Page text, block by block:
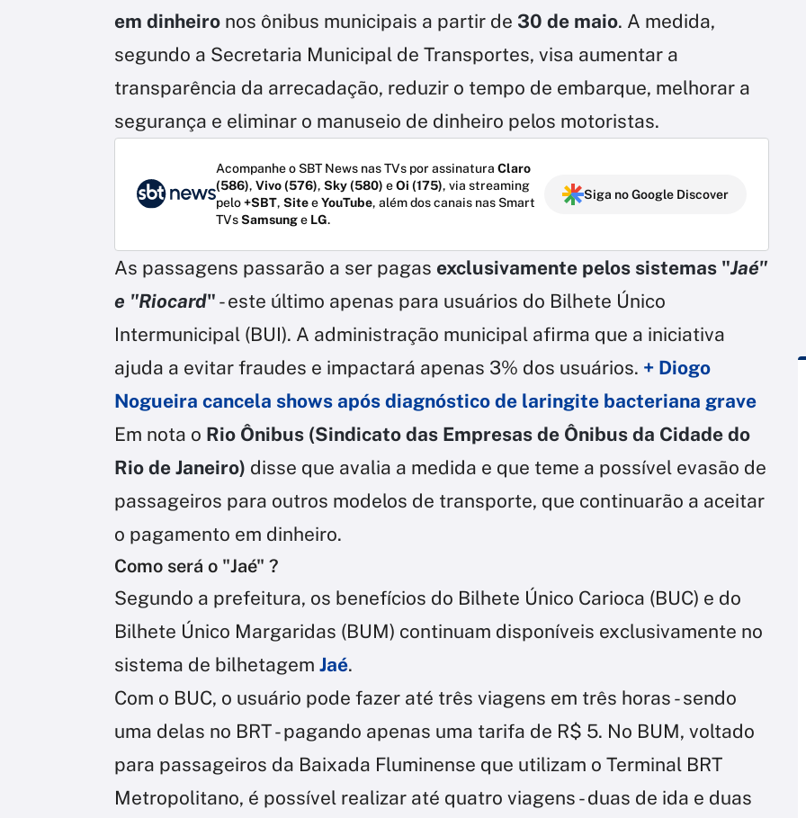
em dinheiro nos ônibus municipais a partir de 30 de maio. A medida,
segundo a Secretaria Municipal de Transportes, visa aumentar a
transparência da arrecadação, reduzir o tempo de embarque, melhorar a
segurança e eliminar o manuseio de dinheiro pelos motoristas.
Acompanhe o SBT News nas TVs por assinatura Claro
(586), Vivo (576), Sky (580) eOi (175), via streaming
pelo+SBT, SiteeYouTube, além dos canais nas Smart
TVsSamsunge LG.
Siga no Google Discover
As passagens passarão a ser pagas exclusivamente pelos sistemas "Jaé"
e "Riocard" - este último apenas para usuários do Bilhete Único
Intermunicipal (BUI). A administração municipal afirma que a iniciativa
ajuda a evitar fraudes e impactará apenas 3% dos usuários. + Diogo
Nogueira cancela shows após diagnóstico de laringite bacteriana grave
Em nota o Rio Ônibus (Sindicato das Empresas de Ônibus da Cidade do
Rio de Janeiro) disse que avalia a medida e que teme a possível evasão de
passageiros para outros modelos de transporte, que continuarão a aceitar
o pagamento em dinheiro.
Como será o "Jaé" ?
Segundo a prefeitura, os benefícios do Bilhete Único Carioca (BUC) e do
Bilhete Único Margaridas (BUM) continuam disponíveis exclusivamente no
sistema de bilhetagem Jaé.
Com o BUC, o usuário pode fazer até três viagens em três horas - sendo
uma delas no BRT - pagando apenas uma tarifa de R$ 5. No BUM, voltado
para passageiros da Baixada Fluminense que utilizam o Terminal BRT
Metropolitano, é possível realizar até quatro viagens - duas de ida e duas